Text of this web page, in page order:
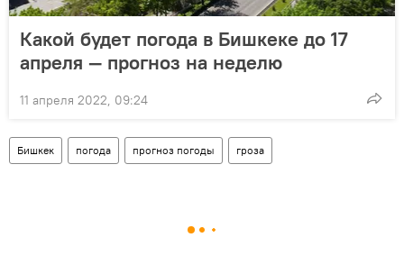
Какой будет погода в Бишкеке до 17
апреля — прогноз на неделю
11 апреля 2022, 09:24
Бишкек погода прогноз погоды гроза